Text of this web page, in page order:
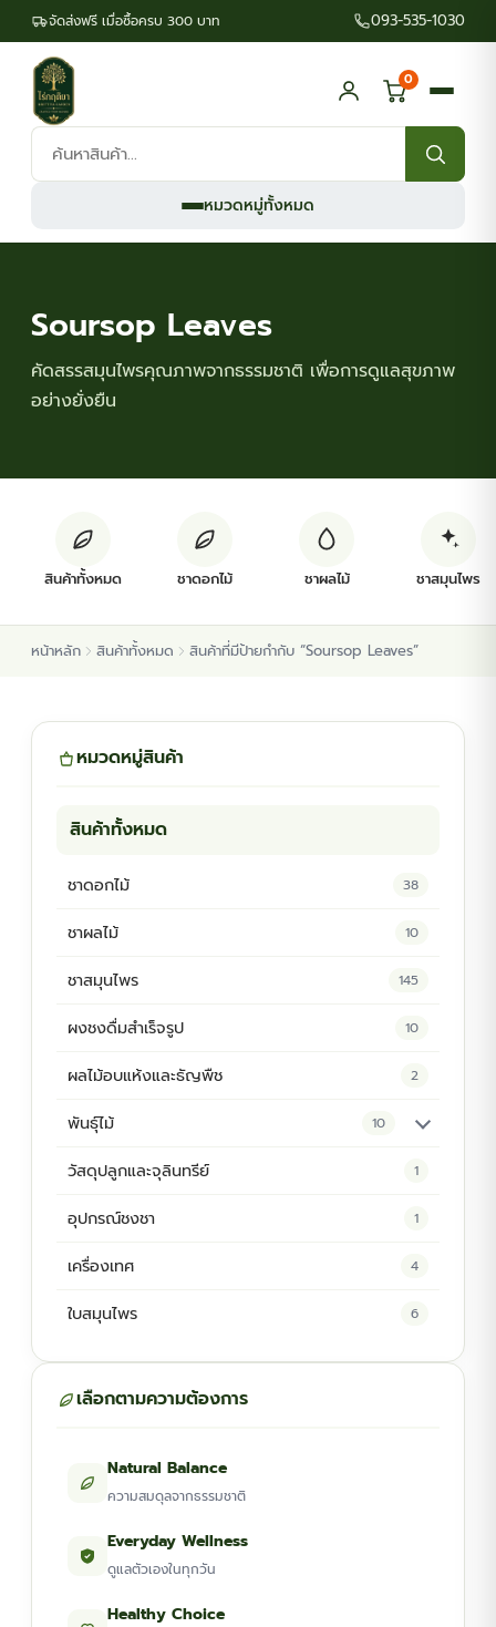
จัดส่งฟรี เมื่อซื้อครบ 300 บาท 093-535-1030
ค้นหา
สินค้า:
0
หมวดหมู่ทั้งหมด
ต้นพันธุ์สมุนไพร
ต้นพันธุ์ไม้ป่า
Soursop Leaves
คัดสรรสมุนไพรคุณภาพจากธรรมชาติ เพื่อการดูแลสุขภาพ
อย่างยั่งยืน
สินค้าทั้งหมด ชาดอกไม้ ชาผลไม้ ชาสมุนไพร
หน้าหลัก สินค้าทั้งหมด สินค้าที่มีป้ายกำกับ “Soursop Leaves”
หมวดหมู่สินค้า
สินค้าทั้งหมด
ชาดอกไม้ 38
ชาผลไม้ 10
ชาสมุนไพร 145
ผงชงดื่มสำเร็จรูป 10
ผลไม้อบแห้งและธัญพืช 2
พันธุ์ไม้ 10
ต้นพันธุ์สมุนไพร 5
วัสดุปลูกและจุลินทรีย์ 1
อุปกรณ์ชงชา 1
เครื่องเทศ 4
ใบสมุนไพร 6
เลือกตามความต้องการ
Natural Balance
ความสมดุลจากธรรมชาติ
Everyday Wellness
ดูแลตัวเองในทุกวัน
Healthy Choice